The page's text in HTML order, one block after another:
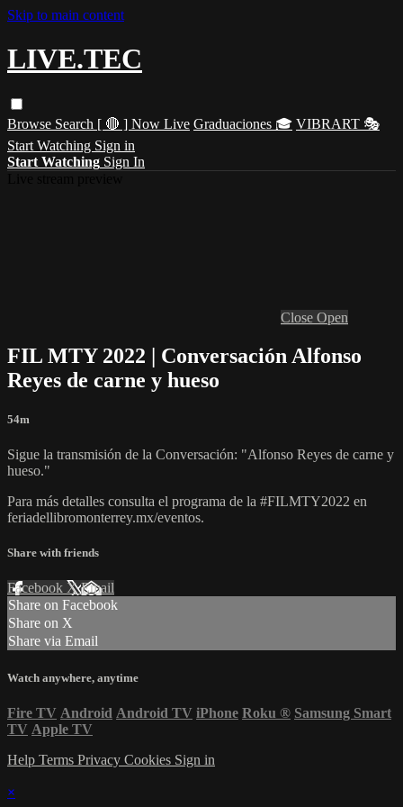
Skip to main content
LIVE.TEC
Browse Search [ 🔴 ] Now Live Graduaciones 🎓 VIBRART 🎭
Start Watching Sign in
Start Watching Sign In
Close Open
FIL MTY 2022 | Conversación Alfonso
Reyes de carne y hueso
54m
Sigue la transmisión de la Conversación: "Alfonso Reyes de carne y
hueso."
Para más detalles consulta el programa de la #FILMTY2022 en
feriadellibromonterrey.mx/eventos.
Share with friends
Facebook XEmail
Share on Facebook
Share on X
Share via Email
Watch anywhere, anytime
Fire TV Android Android TV iPhone Roku ® Samsung Smart
TV Apple TV
Help Terms Privacy Cookies Sign in
×